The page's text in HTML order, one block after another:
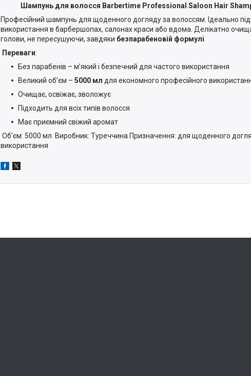
Шампунь для волосся Barbertime Professional Saloon Hair
Професійний шампунь для щоденного догляду за волоссям. Ідеально
використання в барбершопах, салонах краси або вдома. Делікатно
голови, не пересушуючи, завдяки безпарабеновій формулі
Переваги:
Без парабенів – мʼякий і безпечний для частого використання
Великий обʼєм – 5000 мл для економного професійного
Очищає, освіжає, зволожує
Підходить для всіх типів волосся
Має приємний свіжий аромат
Обʼєм: 5000 мл Виробник: Туреччина Призначення: для щоденного
використання